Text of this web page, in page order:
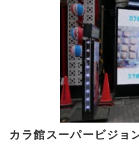
カラ館スーパービジョ